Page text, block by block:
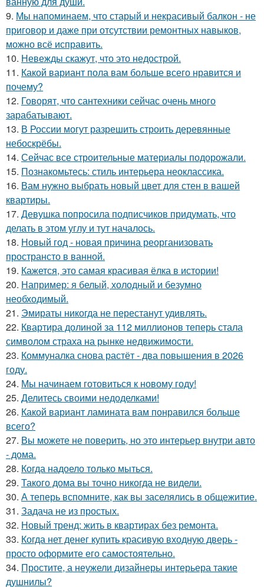
9. Мы напоминаем, что старый и некрасивый балкон - не
приговор и даже при отсутствии ремонтных навыков,
можно всё исправить.
10. Невежды скажут, что это недострой.
11. Какой вариант пола вам больше всего нравится и
почему?
12. Говорят, что сантехники сейчас очень много
зарабатывают.
13. В России могут разрешить строить деревянные
небоскрёбы.
14. Сейчас все строительные материалы подорожали.
15. Познакомьтесь: стиль интерьера неоклассика.
16. Вам нужно выбрать новый цвет для стен в вашей
квартиры.
17. Девушка попросила подписчиков придумать, что
делать в этом углу и тут началось.
18. Новый год - новая причина реорганизовать
пространсто в ванной.
19. Кажется, это самая красивая ёлка в истории!
20. Например: я белый, холодный и безумно
необходимый.
21. Эмираты никогда не перестанут удивлять.
22. Квартира долиной за 112 миллионов теперь стала
символом страха на рынке недвижимости.
23. Коммуналка снова растёт - два повышения в 2026
году.
24. Мы начинаем готовиться к новому году!
25. Делитесь своими недоделками!
26. Какой вариант ламината вам понравился больше
всего?
27. Вы можете не поверить, но это интерьер внутри авто
- дома.
28. Когда надоело только мыться.
29. Такого дома вы точно никогда не видели.
30. А теперь вспомните, как вы заселялись в общежитие.
31. Задача не из простых.
32. Новый тренд: жить в квартирах без ремонта.
33. Когда нет денег купить красивую входную дверь -
просто оформите его самостоятельно.
34. Простите, а неужели дизайнеры интерьера такие
душнилы?